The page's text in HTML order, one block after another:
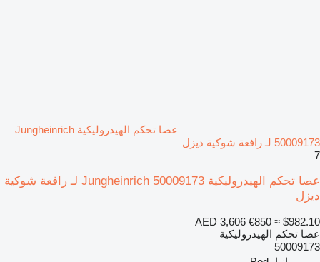
عصا تحكم الهيدروليكية Jungheinrich
50009173 لـ رافعة شوكية ديزل
7
عصا تحكم الهيدروليكية Jungheinrich 50009173 لـ رافعة شوكية
ديزل
AED 3,606 €850 ≈ $982.10
عصا تحكم الهيدروليكية
50009173